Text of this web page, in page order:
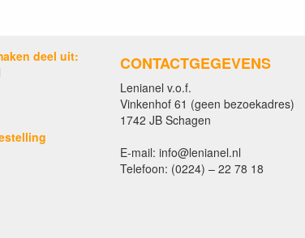
deel uit:
CONTACTGEGEVENS
Lenianel v.o.f.
Vinkenhof 61 (geen bezoekadres)
1742 JB Schagen
E-mail: info@lenianel.nl
Telefoon: (0224) – 22 78 18